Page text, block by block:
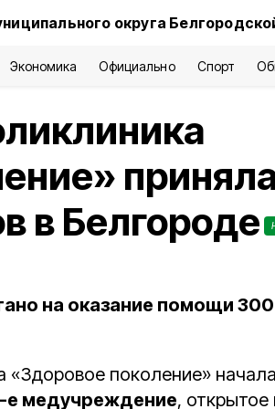
округа
Экономика Официально Спорт
в Белгороде
на оказание помощи
«Здоровое поколение»
е медучреждение, открытое